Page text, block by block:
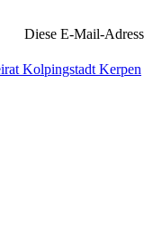
Diese E-Mail-